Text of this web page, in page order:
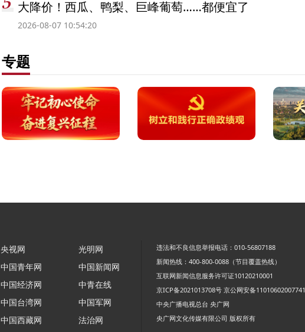
大降价！西瓜、鸭梨、巨峰葡萄……都便宜了
2026-08-07 10:54:20
专题
央视网
中国青年网
中国经济网
中国台湾网
中国西藏网
光明网
中国新闻网
中青在线
中国军网
法治网
违法和不良信息举报电话：010-56807188
新闻热线：400-800-0088（节目覆盖热线）
互联网新闻信息服务许可证10120210001
京ICP备2021013708号 京公网安备11010602007741
中央广播电视总台 央广网
央广网文化传媒有限公司 版权所有